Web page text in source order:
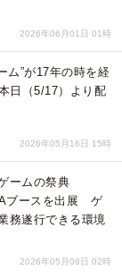
2026年06月01日 01時
ム”が17年の時を経
日（5/17）より配
2026年05月16日 15時
ームの祭典
ブースを出展 ゲ
務遂行できる環境
2026年05月08日 02時